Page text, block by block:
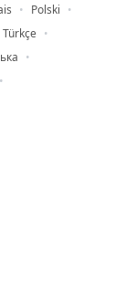
Polski
Türkçe